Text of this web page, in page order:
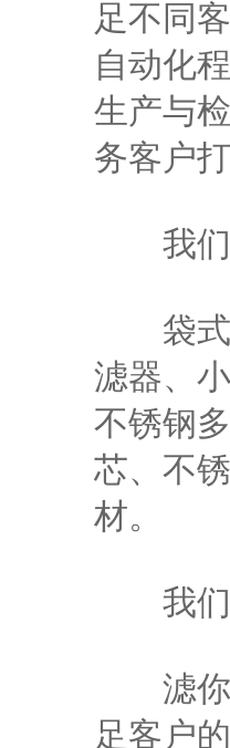
足不同
自动化
生产与
务客户
我们
袋式
滤器、
不锈钢
芯、不
材。
我们
滤你
足客户